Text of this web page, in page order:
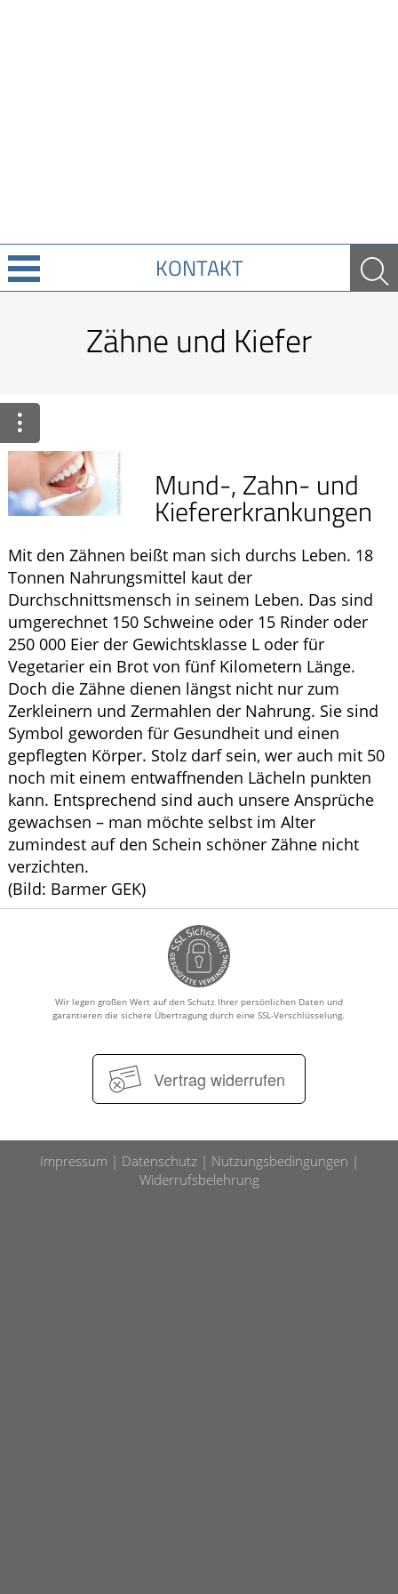
KONTAKT
Ratgeber
Krankheiten & Therapie
ELTERN UND KIND
GESUND IM ALTER
Zähne und Kiefer
Mund-, Zahn- und
Kiefererkrankungen
Mit den Zähnen beißt man sich durchs Leben. 18
Tonnen Nahrungsmittel kaut der
Durchschnittsmensch in seinem Leben. Das sind
umgerechnet 150 Schweine oder 15 Rinder oder
250 000 Eier der Gewichtsklasse L oder für
Vegetarier ein Brot von fünf Kilometern Länge.
Doch die Zähne dienen längst nicht nur zum
Zerkleinern und Zermahlen der Nahrung. Sie sind
Symbol geworden für Gesundheit und einen
gepflegten Körper. Stolz darf sein, wer auch mit 50
noch mit einem entwaffnenden Lächeln punkten
kann. Entsprechend sind auch unsere Ansprüche
gewachsen – man möchte selbst im Alter
zumindest auf den Schein schöner Zähne nicht
verzichten.
(Bild: Barmer GEK)
Wir legen großen Wert auf den Schutz Ihrer persönlichen Daten und
garantieren die sichere Übertragung durch eine SSL-Verschlüsselung.
Vertrag widerrufen
Impressum Datenschutz
Nutzungsbedingungen
Widerrufsbelehrung